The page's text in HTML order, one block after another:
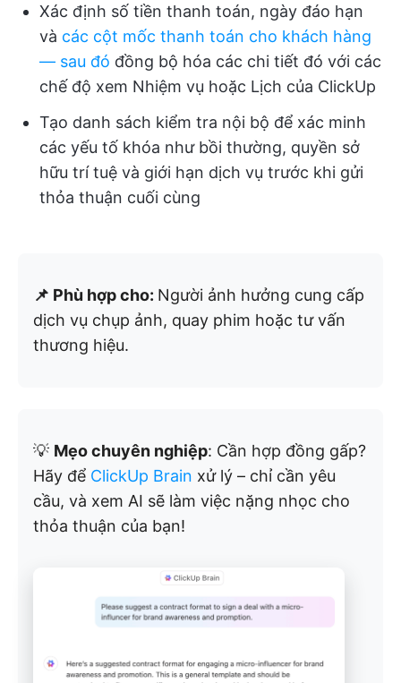
Xác định số tiền thanh toán, ngày đáo hạn
và các cột mốc thanh toán cho khách hàng
— sau đó đồng bộ hóa các chi tiết đó với các
chế độ xem Nhiệm vụ hoặc Lịch của ClickUp
Tạo danh sách kiểm tra nội bộ để xác minh
các yếu tố khóa như bồi thường, quyền sở
hữu trí tuệ và giới hạn dịch vụ trước khi gửi
thỏa thuận cuối cùng
📌 Phù hợp cho: Người ảnh hưởng cung cấp
dịch vụ chụp ảnh, quay phim hoặc tư vấn
thương hiệu.
💡 Mẹo chuyên nghiệp: Cần hợp đồng gấp?
Hãy để ClickUp Brain xử lý – chỉ cần yêu
cầu, và xem AI sẽ làm việc nặng nhọc cho
thỏa thuận của bạn!